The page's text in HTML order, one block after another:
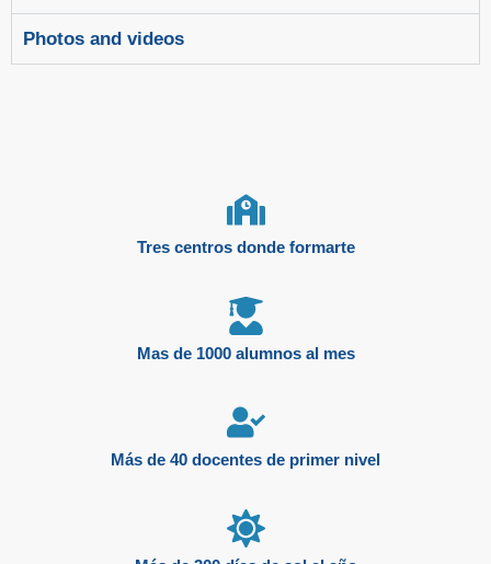
Photos and videos
Tres centros donde formarte
Mas de 1000 alumnos al mes
Más de 40 docentes de primer nivel